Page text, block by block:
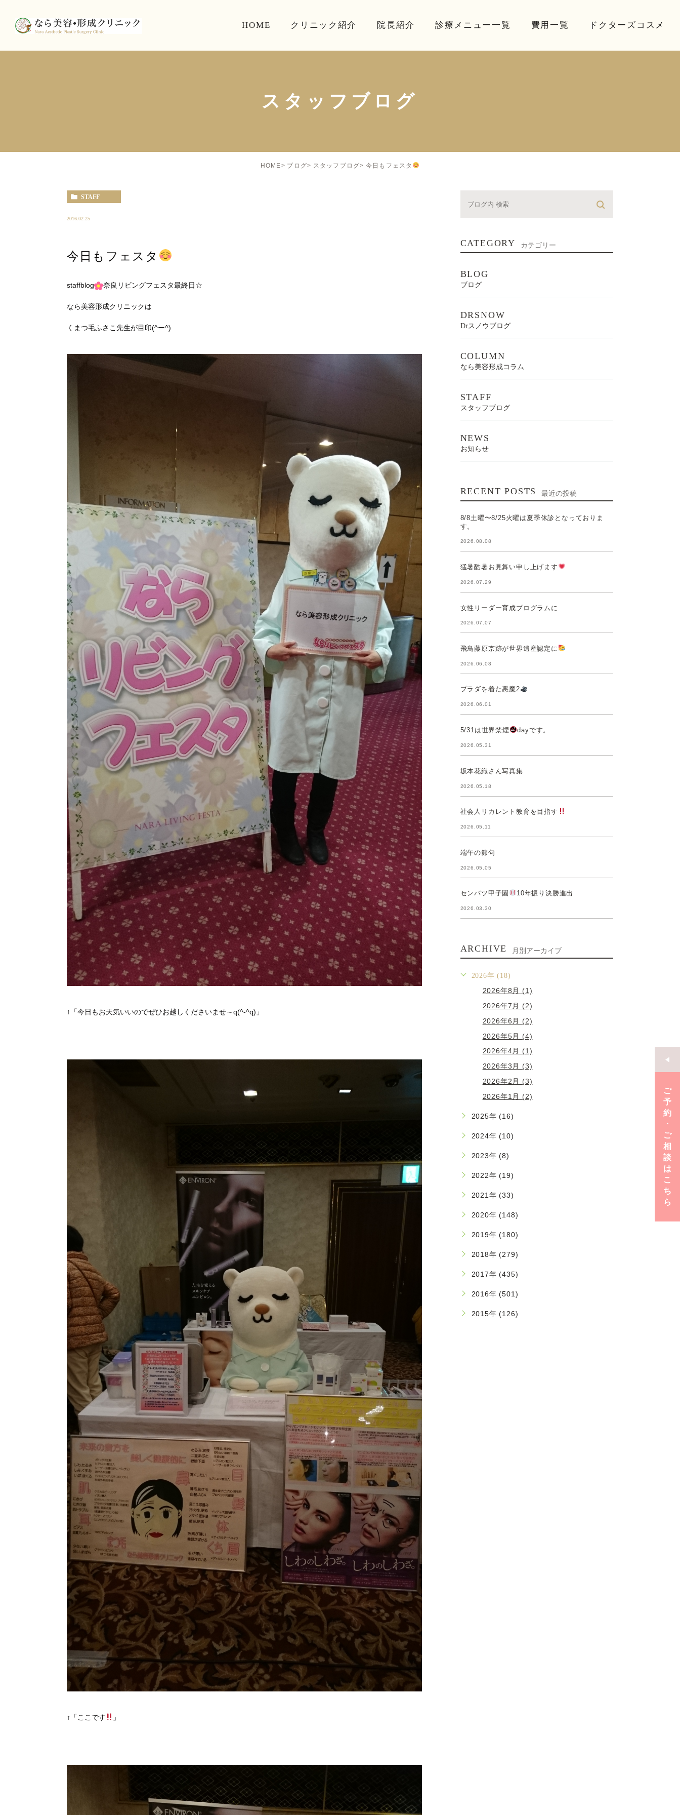
HOME クリニック紹介 院長紹介 診療メニュー一覧 費用一覧 ドクターズコスメ
ご
予
約
･
ご
相
談
は
こ
ち
ら
スタッフブログ
HOME ブログ スタッフブログ 今日もフェスタ
STAFF
2016.02.25
今日もフェスタ
staffblog 奈良リビングフェスタ最終日☆
なら美容形成クリニックは
くまつ毛ふさこ先生が目印(^ー^)
↑「今日もお天気いいのでぜひお越しくださいませ～q(^-^q)」
↑「ここです 」
CATEGORY カテゴリー
BLOG
ブログ
DRSNOW
Drスノウブログ
COLUMN
なら美容形成コラム
STAFF
スタッフブログ
NEWS
お知らせ
RECENT POSTS 最近の投稿
8/8土曜〜8/25火曜は夏季休診となっておりま
す。
2026.08.08
猛暑酷暑お見舞い申し上げます
2026.07.29
女性リーダー育成プログラムに
2026.07.07
飛鳥藤原京跡が世界遺産認定に
2026.06.08
プラダを着た悪魔2
2026.06.01
5/31は世界禁煙 dayです。
2026.05.31
坂本花織さん写真集
2026.05.18
社会人リカレント教育を目指す
2026.05.11
端午の節句
2026.05.05
センバツ甲子園 10年振り決勝進出
2026.03.30
ARCHIVE 月別アーカイブ
2026年 (18)
2026年8月 (1)
2026年7月 (2)
2026年6月 (2)
2026年5月 (4)
2026年4月 (1)
2026年3月 (3)
2026年2月 (3)
2026年1月 (2)
2025年 (16)
2024年 (10)
2023年 (8)
2022年 (19)
2021年 (33)
2020年 (148)
2019年 (180)
2018年 (279)
2017年 (435)
2016年 (501)
2015年 (126)